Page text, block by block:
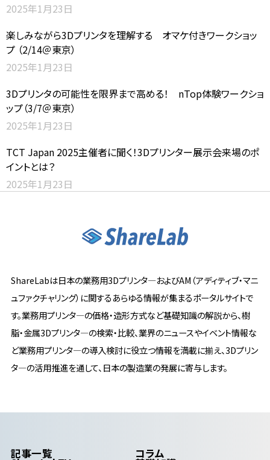
2025年1月23日
楽しみながら3Dプリンタを理解する オマケ付きワークショッ
プ （2/14＠東京）
2025年1月23日
3Dプリンタの可能性を限界まで高める！ nTop体験ワークショ
ップ（3/7＠東京）
2025年1月23日
TCT Japan 2025主催者に聞く！3Dプリンター展示会来場のポ
イントとは？
2025年1月23日
ShareLabは日本の業務用3Dプリンタ―およびAM（アディティブ・マニ
ュファクチャリング）に関するあらゆる情報が集まるポータルサイトで
す。業務用プリンタ―の価格・造形方式など基礎知識の解説から、樹
脂・金属3Dプリンタ―の検索・比較、業界のニュースやイベント情報な
ど業務用プリンタ―の導入検討に役立つ情報を満載に揃え、3Dプリン
タ―の活用推進を通して、日本の製造業の発展に寄与します。
記事一覧 コラム